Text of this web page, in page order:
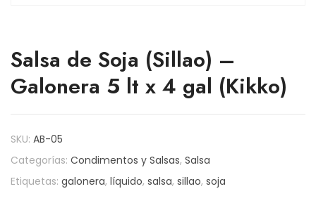
Salsa de Soja (Sillao) –
Galonera 5 lt x 4 gal (Kikko)
SKU: AB-05
Categorías: Condimentos y Salsas, Salsa
Etiquetas: galonera, líquido, salsa, sillao, soja